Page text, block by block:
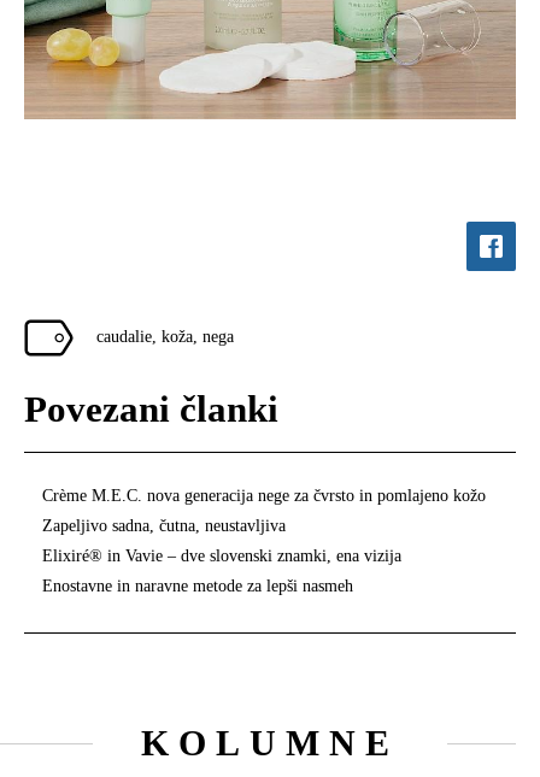
caudalie koža nega
Povezani članki
Crème M.E.C. nova generacija nege za čvrsto in pomlajeno kožo
Zapeljivo sadna, čutna, neustavljiva
Elixiré® in Vavie – dve slovenski znamki, ena vizija
Enostavne in naravne metode za lepši nasmeh
KOLUMNE